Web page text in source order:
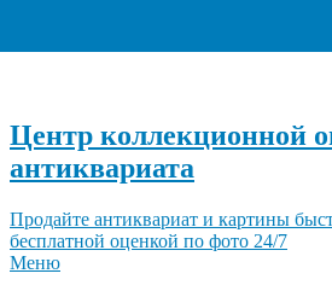
Центр коллекционной
антиквариата
Продайте антиквариат и картины
бесплатной оценкой по фото 24/7
Меню